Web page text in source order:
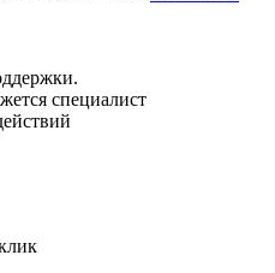
специалист